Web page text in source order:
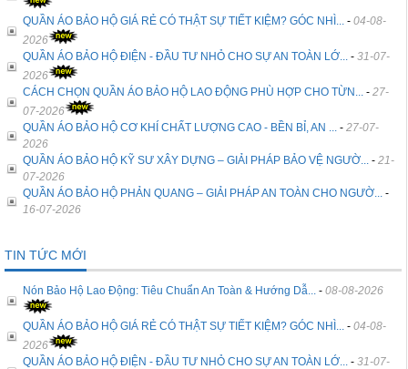
QUẦN ÁO BẢO HỘ GIÁ RẺ CÓ THẬT SỰ TIẾT KIỆM? GÓC NHÌ... - 04-08-
2026
QUẦN ÁO BẢO HỘ ĐIỆN - ĐẦU TƯ NHỎ CHO SỰ AN TOÀN LỚ...
- 31-07-
2026
CÁCH CHỌN QUẦN ÁO BẢO HỘ LAO ĐỘNG PHÙ HỢP CHO TỪN...
- 27-
07-2026
QUẦN ÁO BẢO HỘ CƠ KHÍ CHẤT LƯỢNG CAO - BỀN BỈ, AN ...
- 27-07-
2026
QUẦN ÁO BẢO HỘ KỸ SƯ XÂY DỰNG – GIẢI PHÁP BẢO VỆ NGƯỜ...
- 21-
07-2026
QUẦN ÁO BẢO HỘ PHẢN QUANG – GIẢI PHÁP AN TOÀN CHO NGƯỜ...
-
16-07-2026
TIN TỨC MỚI
Nón Bảo Hộ Lao Động: Tiêu Chuẩn An Toàn & Hướng Dẫ... - 08-08-2026
QUẦN ÁO BẢO HỘ GIÁ RẺ CÓ THẬT SỰ TIẾT KIỆM? GÓC NHÌ... - 04-08-
2026
QUẦN ÁO BẢO HỘ ĐIỆN - ĐẦU TƯ NHỎ CHO SỰ AN TOÀN LỚ...
- 31-07-